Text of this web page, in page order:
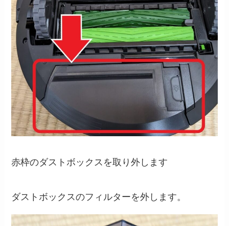
赤枠のダストボックスを取り外します
ダストボックスのフィルターを外します。